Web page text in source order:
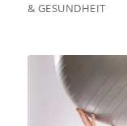
& GESUNDHEIT